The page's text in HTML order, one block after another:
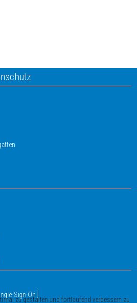
Sign-On ]
zu gestalten und fortlaufend verbessern zu